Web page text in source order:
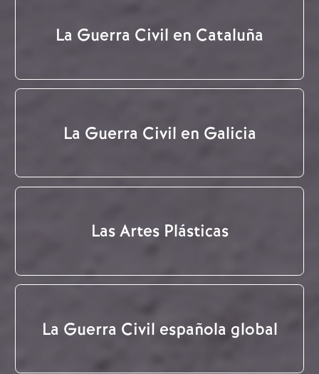
La Guerra Civil en Cataluña
La Guerra Civil en Galicia
Las Artes Plásticas
La Guerra Civil española global